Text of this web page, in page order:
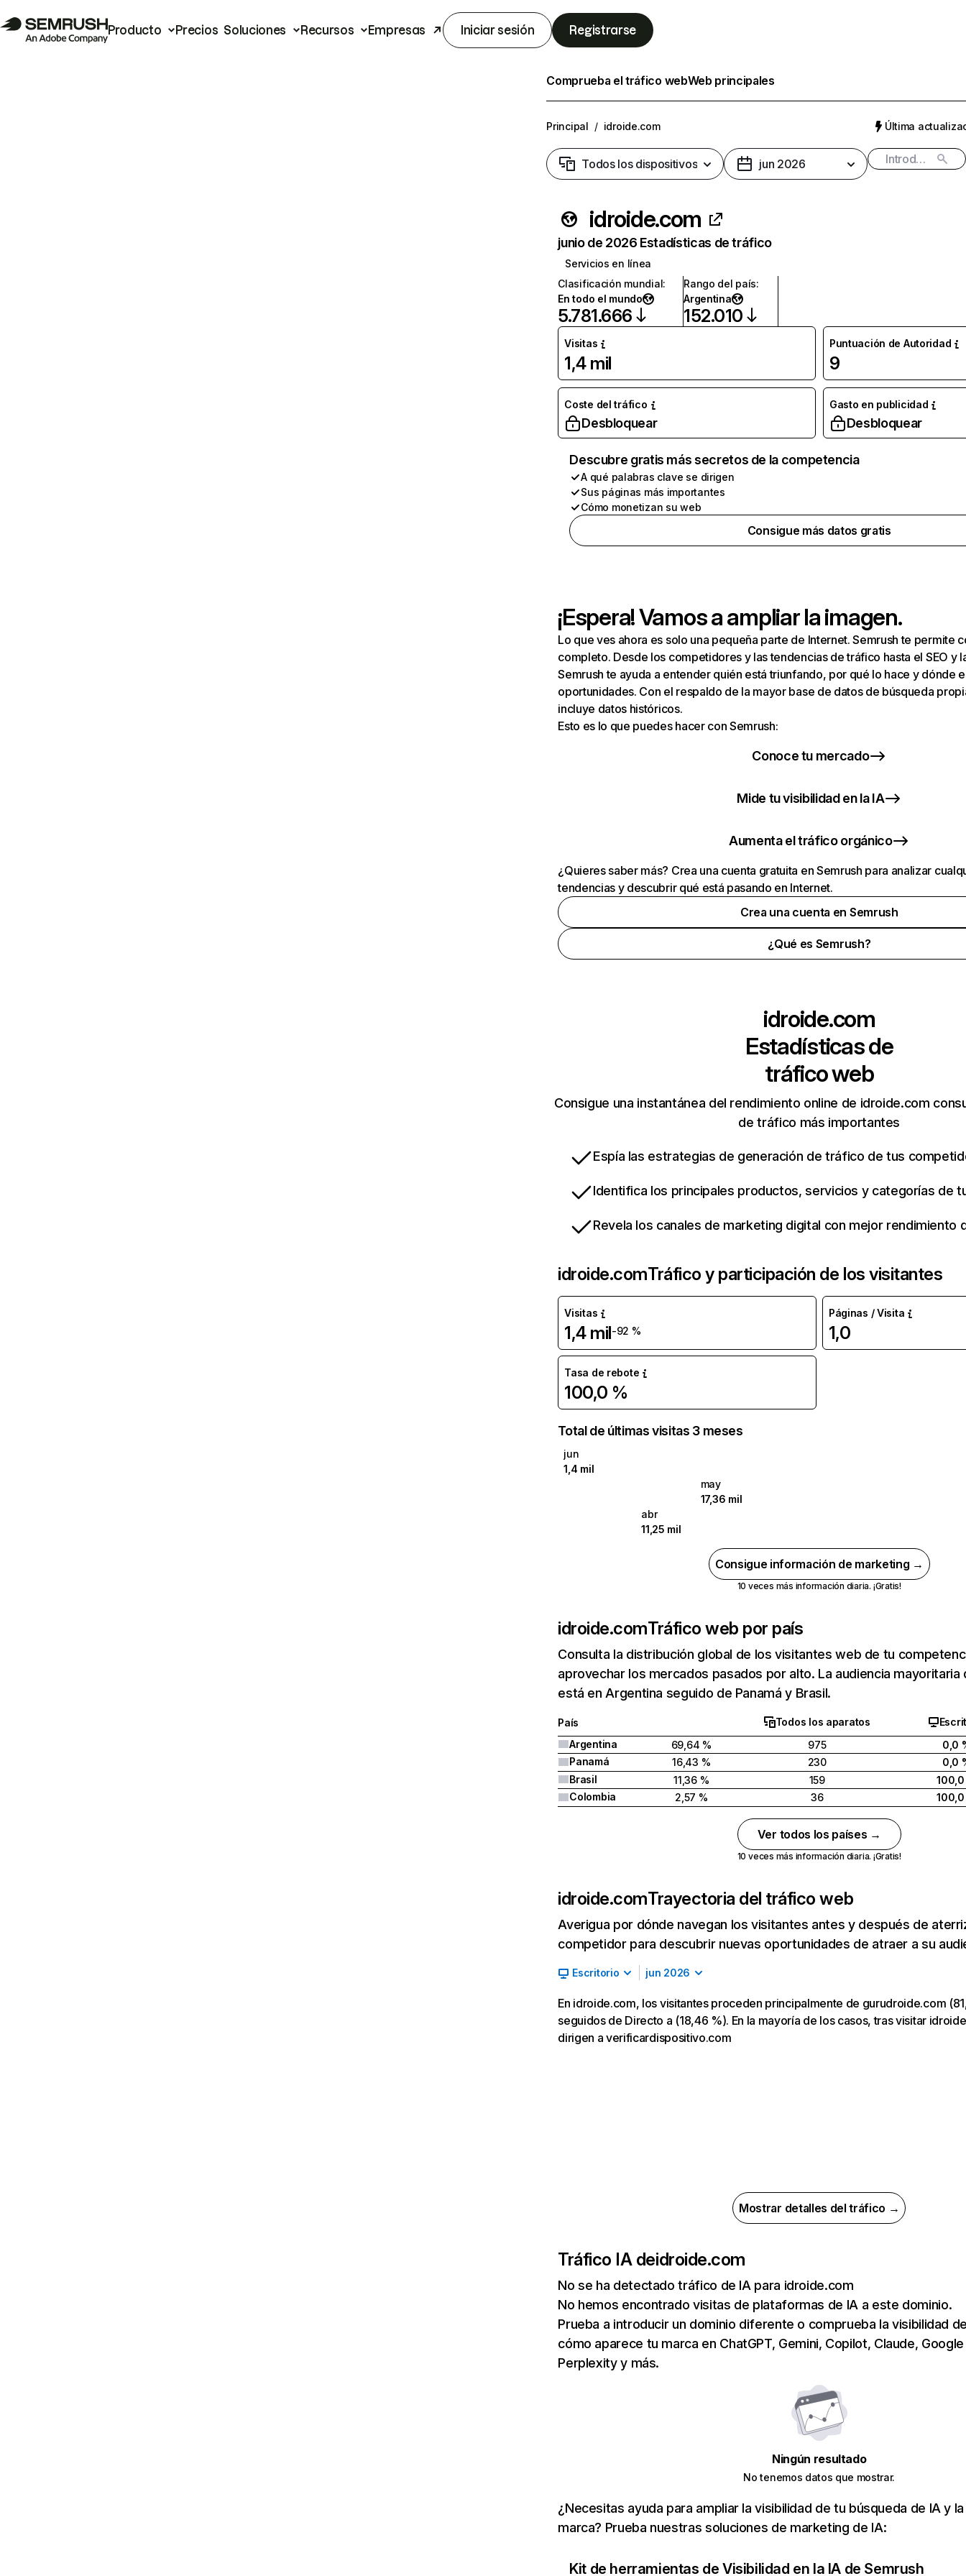
Producto Precios Soluciones Recursos Empresas Iniciar sesión Registrarse
Comprueba el tráfico webWeb principales
Principal / idroide.com Última
Todos los dispositivos jun 2026
idroide.com
junio de 2026 Estadísticas de tráfico
Servicios en línea
Clasificación mundial:
En todo el mundo
5.781.666
Rango del país:
Argentina
152.010
Visitas
1,4 mil
Puntuación de Autoridad
9
Coste del tráfico
Desbloquear
Gasto en publicidad
Desbloquear
Descubre gratis más secretos de la competencia
A qué palabras clave se dirigen
Sus páginas más importantes
Cómo monetizan su web
Consigue más datos gratis
¡Espera! Vamos a ampliar la imagen.
Lo que ves ahora es solo una pequeña parte de Internet. Semrush te permite
completo. Desde los competidores y las tendencias de tráfico hasta el SEO y
Semrush te ayuda a entender quién está triunfando, por qué lo hace y dónde
oportunidades. Con el respaldo de la mayor base de datos de búsqueda
incluye datos históricos.
Esto es lo que puedes hacer con Semrush:
Conoce tu mercado
Mide tu visibilidad en la IA
Aumenta el tráfico orgánico
¿Quieres saber más? Crea una cuenta gratuita en Semrush para analizar
tendencias y descubrir qué está pasando en Internet.
Crea una cuenta en Semrush
¿Qué es Semrush?
idroide.com
Estadísticas de
tráfico web
Consigue una instantánea del rendimiento online de idroide.com
de tráfico más importantes
Espía las estrategias de generación de tráfico de tus
Identifica los principales productos, servicios y categorías de
Revela los canales de marketing digital con mejor rendimiento
idroide.comTráfico y participación de los visitantes
Visitas
1,4 mil-92 %
Páginas / Visita
1,0
Tasa de rebote
100,0 %
Total de últimas visitas 3 meses
jun
1,4 mil
may
17,36 mil
abr
11,25 mil
Consigue información de marketing →
10 veces más información diaria. ¡Gratis!
idroide.comTráfico web por país
Consulta la distribución global de los visitantes web de tu
aprovechar los mercados pasados por alto. La audiencia mayoritaria
está en Argentina seguido de Panamá y Brasil.
País Todos los aparatos
Argentina
69,64 % 975
0,0
Panamá
16,43 % 230
0,0
Brasil
11,36 % 159
Colombia
2,57 % 36
Ver todos los países →
10 veces más información diaria. ¡Gratis!
idroide.comTrayectoria del tráfico web
Averigua por dónde navegan los visitantes antes y después de
competidor para descubrir nuevas oportunidades de atraer a su
Escritorio jun 2026
En idroide.com, los visitantes proceden principalmente de gurudroide.com
seguidos de Directo a (18,46 %). En la mayoría de los casos, tras visitar
dirigen a verificardispositivo.com
Mostrar detalles del tráfico →
Tráfico IA deidroide.com
No se ha detectado tráfico de IA para idroide.com
No hemos encontrado visitas de plataformas de IA a este dominio.
Prueba a introducir un dominio diferente o comprueba la visibilidad
cómo aparece tu marca en ChatGPT, Gemini, Copilot, Claude,
Perplexity y más.
Ningún resultado
No tenemos datos que mostrar.
¿Necesitas ayuda para ampliar la visibilidad de tu búsqueda de IA y
marca? Prueba nuestras soluciones de marketing de IA:
Kit de herramientas de Visibilidad en la IA de Semrush